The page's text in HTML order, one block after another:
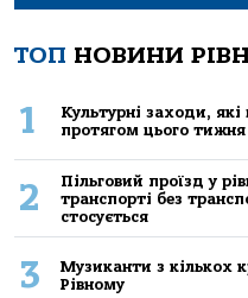
ТОП НОВИНИ
1
Культурні заходи, які
протягом цього тижня
2
Пільговий проїзд у
транспорті без
стосується
3
Музиканти з кількох
Рівному